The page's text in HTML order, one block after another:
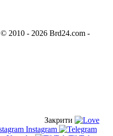
© 2010 - 2026 Brd24.com -
Закрити
Instagram